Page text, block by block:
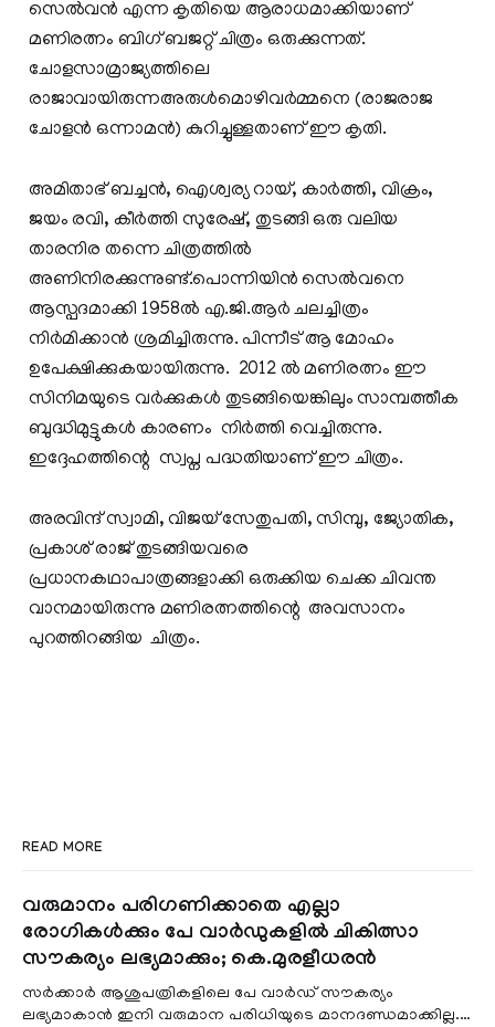
സെല്‍വന്‍ എന്ന കൃതിയെ ആരാധമാക്കിയാണ്
മണിരത്നം ബിഗ് ബജറ്റ് ചിത്രം ഒരുക്കുന്നത്.
ചോളസാമ്രാജ്യത്തിലെ
രാജാവായിരുന്നഅരുള്‍മൊഴിവര്‍മ്മനെ (രാജരാജ
ചോളന്‍ ഒന്നാമന്‍) കുറിച്ചുള്ളതാണ് ഈ കൃതി.
അമിതാഭ് ബച്ചന്‍, ഐശ്വര്യ റായ്, കാര്‍ത്തി, വിക്രം,
ജയം രവി, കീര്‍ത്തി സുരേഷ്, തുടങ്ങി ഒരു വലിയ
താരനിര തന്നെ ചിത്രത്തില്‍
അണിനിരക്കുന്നുണ്ട്.പൊന്നിയിന്‍ സെല്‍വനെ
ആസ്പദമാക്കി 1958ല്‍ എ.ജി.ആര്‍ ചലച്ചിത്രം
നിര്‍മിക്കാന്‍ ശ്രമിച്ചിരുന്നു. പിന്നീട് ആ മോഹം
ഉപേക്ഷിക്കുകയായിരുന്നു. 2012 ൽ മണിരത്നം ഈ
സിനിമയുടെ വർക്കുകൾ തുടങ്ങിയെങ്കിലും സാമ്പത്തീക
ബുദ്ധിമുട്ടുകൾ കാരണം നിർത്തി വെച്ചിരുന്നു.
ഇദ്ദേഹത്തിന്റെ സ്വപ്ന പദ്ധതിയാണ് ഈ ചിത്രം.
അരവിന്ദ് സ്വാമി, വിജയ് സേതുപതി, സിമ്പു, ജ്യോതിക,
പ്രകാശ് രാജ് തുടങ്ങിയവരെ
പ്രധാനകഥാപാത്രങ്ങളാക്കി ഒരുക്കിയ ചെക്ക ചിവന്ത
വാനമായിരുന്നു മണിരത്നത്തിന്റെ അവസാനം
പുറത്തിറങ്ങിയ ചിത്രം.
READ MORE
വരുമാനം പരിഗണിക്കാതെ എല്ലാ
രോഗികൾക്കും പേ വാർഡുകളിൽ ചികിത്സാ
സൗകര്യം ലഭ്യമാക്കും; കെ.മുരളീധരൻ
സർക്കാർ ആശുപത്രികളിലെ പേ വാർഡ് സൗകര്യം
ലഭ്യമാകാൻ ഇനി വരുമാന പരിധിയുടെ മാനദണ്ഡമാക്കില്ല.